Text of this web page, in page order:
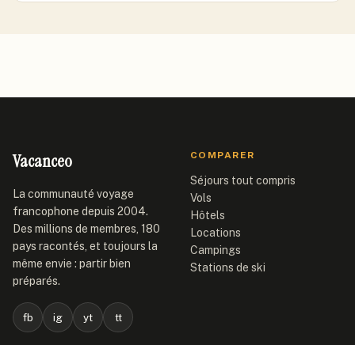
Vacanceo
La communauté voyage
francophone depuis 2004.
Des millions de membres, 180
pays racontés, et toujours la
même envie : partir bien
préparés.
fb ig yt tt
COMPARER
Séjours tout compris
Vols
Hôtels
Locations
Campings
Stations de ski